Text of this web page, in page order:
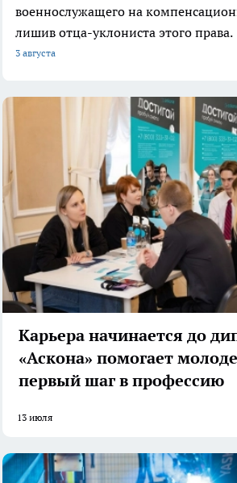
военнослужащего на
лишив отца-уклониста этого права.
3 августа
Карьера начинается до
«Аскона» помогает
первый шаг в профессию
13 июля